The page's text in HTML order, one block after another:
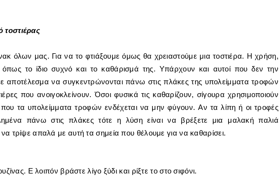
τοστιέρας
όλων μας. Για να το φτιάξουμε όμως θα χρειαστούμε μια τοστιέρα. Η χρήση,
όπως το ίδιο συχνό και το καθάρισμά της. Υπάρχουν και αυτοί που δεν την
αποτέλεσμα να συγκεντρώνονται πάνω στις πλάκες της υπολείμματα τροφών
που ανοιγοκλείνουν. Όσοι φυσικά τις καθαρίζουν, σίγουρα χρησιμοποιούν
που τα υπολείμματα τροφών ενδέχεται να μην φύγουν.Αν τα λίπη ή οι τροφές
πάνω στις πλάκες τότε η λύση είναι να βρέξετε μια μαλακή παλιά
τρίψε απαλά με αυτή τα σημεία που θέλουμε για να καθαρίσει.
Ε λοιπόν βράστε λίγο ξύδι και ρίξτε το στο σιφόνι.